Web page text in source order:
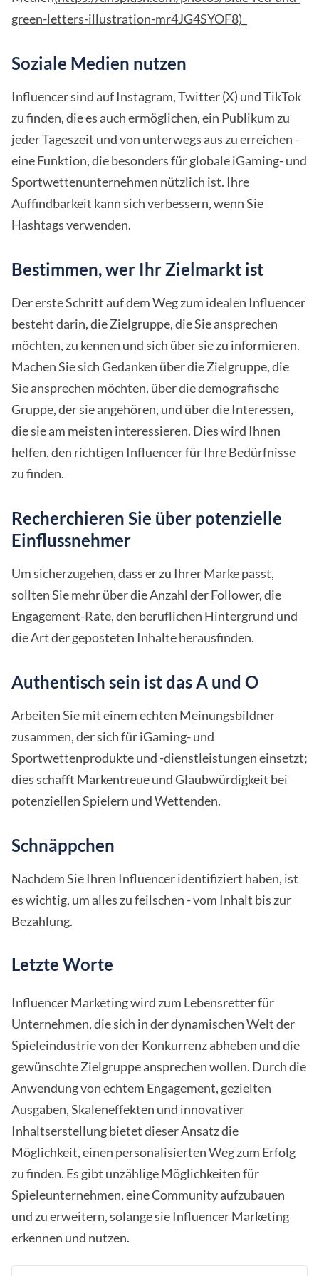
green-letters-illustration-mr4JG4SYOF8)
Soziale Medien nutzen
Influencer sind auf Instagram, Twitter (X) und TikTok
zu finden, die es auch ermöglichen, ein Publikum zu
jeder Tageszeit und von unterwegs aus zu erreichen -
eine Funktion, die besonders für globale iGaming- und
Sportwettenunternehmen nützlich ist. Ihre
Auffindbarkeit kann sich verbessern, wenn Sie
Hashtags verwenden.
Bestimmen, wer Ihr Zielmarkt ist
Der erste Schritt auf dem Weg zum idealen Influencer
besteht darin, die Zielgruppe, die Sie ansprechen
möchten, zu kennen und sich über sie zu informieren.
Machen Sie sich Gedanken über die Zielgruppe, die
Sie ansprechen möchten, über die demografische
Gruppe, der sie angehören, und über die Interessen,
die sie am meisten interessieren. Dies wird Ihnen
helfen, den richtigen Influencer für Ihre Bedürfnisse
zu finden.
Recherchieren Sie über potenzielle
Einflussnehmer
Um sicherzugehen, dass er zu Ihrer Marke passt,
sollten Sie mehr über die Anzahl der Follower, die
Engagement-Rate, den beruflichen Hintergrund und
die Art der geposteten Inhalte herausfinden.
Authentisch sein ist das A und O
Arbeiten Sie mit einem echten Meinungsbildner
zusammen, der sich für iGaming- und
Sportwettenprodukte und -dienstleistungen einsetzt;
dies schafft Markentreue und Glaubwürdigkeit bei
potenziellen Spielern und Wettenden.
Schnäppchen
Nachdem Sie Ihren Influencer identifiziert haben, ist
es wichtig, um alles zu feilschen - vom Inhalt bis zur
Bezahlung.
Letzte Worte
Influencer Marketing wird zum Lebensretter für
Unternehmen, die sich in der dynamischen Welt der
Spieleindustrie von der Konkurrenz abheben und die
gewünschte Zielgruppe ansprechen wollen. Durch die
Anwendung von echtem Engagement, gezielten
Ausgaben, Skaleneffekten und innovativer
Inhaltserstellung bietet dieser Ansatz die
Möglichkeit, einen personalisierten Weg zum Erfolg
zu finden. Es gibt unzählige Möglichkeiten für
Spieleunternehmen, eine Community aufzubauen
und zu erweitern, solange sie Influencer Marketing
erkennen und nutzen.